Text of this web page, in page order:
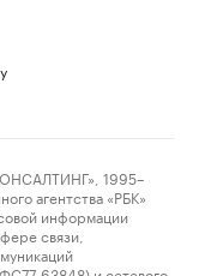
1995–
агентства «РБК»
информации
связи,